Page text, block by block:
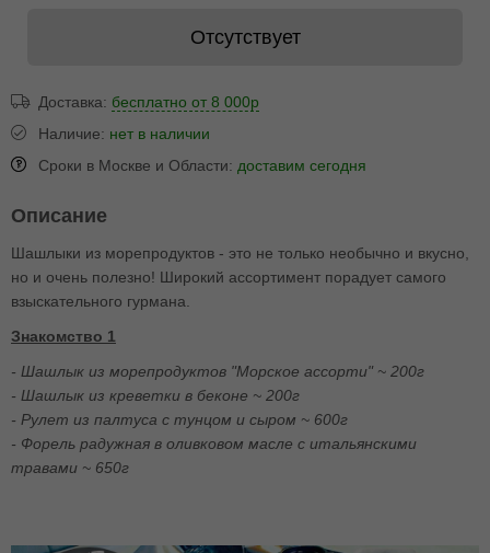
Отсутствует
Доставка: бесплатно от 8 000р
Наличие: нет в наличии
Сроки в Москве и Области: доставим сегодня
Описание
Шашлыки из морепродуктов - это не только необычно и вкусно,
но и очень полезно! Широкий ассортимент порадует самого
взыскательного гурмана.
Знакомство 1
- Шашлык из морепродуктов "Морское ассорти" ~ 200г
- Шашлык из креветки в беконе ~ 200г
- Рулет из палтуса с тунцом и сыром ~ 600г
- Форель радужная в оливковом масле с итальянскими
травами ~ 650г